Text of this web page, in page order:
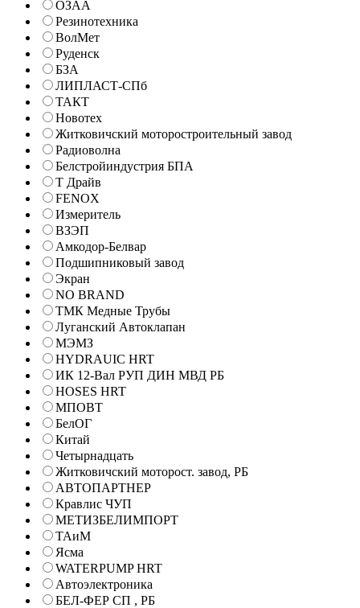
ОЗАА
Резинотехника
ВолМет
Руденск
БЗА
ЛИПЛАСТ-СПб
ТАКТ
Новотех
Житковичский моторостроительный завод
Радиоволна
Белстройиндустрия БПА
Т Драйв
FENOX
Измеритель
ВЗЭП
Амкодор-Белвар
Подшипниковый завод
Экран
NO BRAND
ТМК Медные Трубы
Луганский Автоклапан
МЭМЗ
HYDRAUIC HRT
ИК 12-Вал РУП ДИН МВД РБ
HOSES HRT
МПОВТ
БелОГ
Китай
Четырнадцать
Житковичский моторост. завод, РБ
АВТОПАРТНЕР
Кравлис ЧУП
МЕТИЗБЕЛИМПОРТ
ТАиМ
Ясма
WATERPUMP HRT
Автоэлектроника
БЕЛ-ФЕР СП , РБ